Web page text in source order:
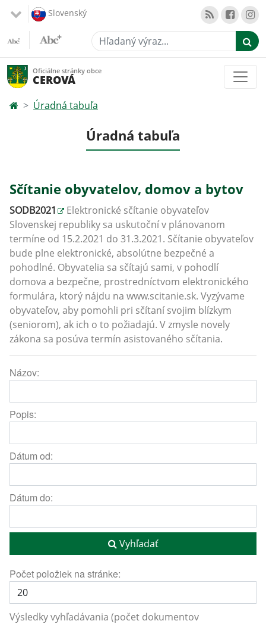
Slovenský
Hľadaný výraz...
Oficiálne stránky obce
CEROVÁ
Úradná tabuľa
Úradná tabuľa
Sčítanie obyvatelov, domov a bytov
SODB2021
Elektronické sčítanie obyvateľov
Slovenskej republiky sa uskutoční v plánovanom
termíne od 15.2.2021 do 31.3.2021. Sčítanie obyvateľov
bude plne elektronické, absolútne bezpečné a
pohodlné. Obyvatelia sa sčítajú sami, v pohodlí
domova a bezpečne, prostredníctvom elektronického
formulára, ktorý nájdu na www.scitanie.sk. Vyzývame
obyvateľov, aby pomohli pri sčítaní svojim blízkym
(seniorom), ak ich o to požiadajú. V zmysle novely
zákona sa posúva termín asistovaného sčítania.
Názov:
Popis:
Dátum od:
Dátum do:
Vyhľadať
Počet položiek na stránke:
Výsledky vyhľadávania (počet dokumentov